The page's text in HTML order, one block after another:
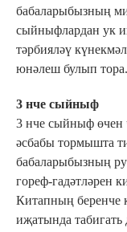
бабаларыбызның
сыйныфлардан ук
тәрбияләү
юнәлеш булып тора.
3 нче сыйныф
3 нче сыйныф өчен
әсбабы тормышта
бабаларыбызның
гореф-гадәтләрен
Китапның беренче
иҗатында табигать